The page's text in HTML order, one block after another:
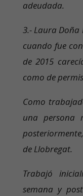
adeudada.
3.- Laura Doña
cuando fue
de 2015
como de
Como
una persona
de Llobregat.
Trabajó
semana y